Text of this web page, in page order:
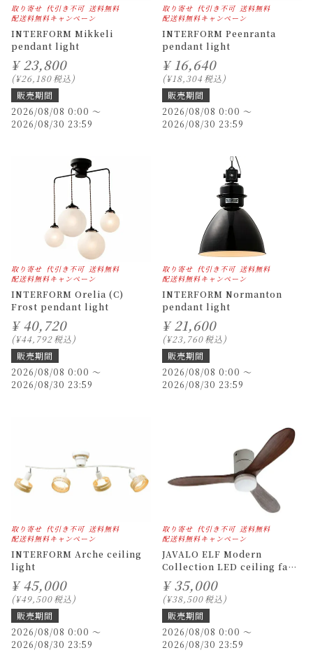
取り寄せ 代引き不可 送料無料
配送料無料キャンペーン
INTERFORM Mikkeli
pendant light
¥ 23,800
¥26,180税込
販売期間
2026/08/08 0:00 〜
2026/08/30 23:59
取り寄せ 代引き不可 送料無料
配送料無料キャンペーン
INTERFORM Peenranta
pendant light
¥ 16,640
¥18,304 税込
販売期間
2026/08/08 0:00 〜
2026/08/30 23:59
取り寄せ 代引き不可 送料無料
配送料無料キャンペーン
INTERFORM Orelia (C)
Frost pendant light
¥ 40,720
¥44,792税込
販売期間
2026/08/08 0:00 〜
2026/08/30 23:59
取り寄せ 代引き不可 送料無料
配送料無料キャンペーン
INTERFORM Normanton
pendant light
¥ 21,600
¥23,760税込
販売期間
2026/08/08 0:00 〜
2026/08/30 23:59
取り寄せ 代引き不可 送料無料
配送料無料キャンペーン
INTERFORM Arche ceiling
light
¥ 45,000
¥49,500税込
販売期間
2026/08/08 0:00 〜
2026/08/30 23:59
取り寄せ 代引き不可 送料無料
配送料無料キャンペーン
JAVALO ELF Modern
Collection LED ceiling fans
REAL wood blades
¥ 35,000
¥38,500税込
販売期間
2026/08/08 0:00 〜
2026/08/30 23:59